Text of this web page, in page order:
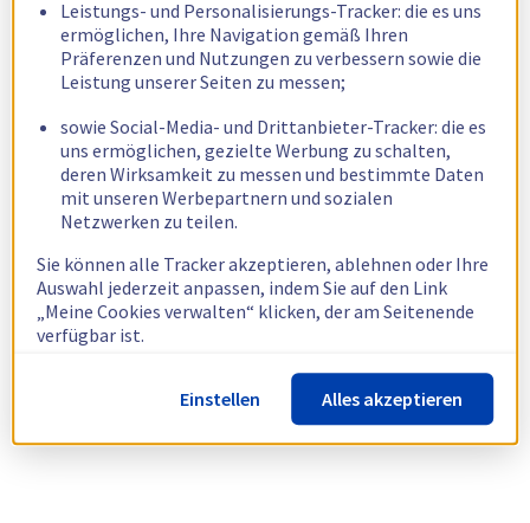
Leistungs- und Personalisierungs-Tracker: die es uns
ermöglichen, Ihre Navigation gemäß Ihren
Präferenzen und Nutzungen zu verbessern sowie die
Leistung unserer Seiten zu messen;
sowie Social-Media- und Drittanbieter-Tracker: die es
uns ermöglichen, gezielte Werbung zu schalten,
deren Wirksamkeit zu messen und bestimmte Daten
mit unseren Werbepartnern und sozialen
Netzwerken zu teilen.
Sie können alle Tracker akzeptieren, ablehnen oder Ihre
Auswahl jederzeit anpassen, indem Sie auf den Link
„Meine Cookies verwalten“ klicken, der am Seitenende
verfügbar ist.
Weitere Informationen finden Sie in unsererRichtlinie
zur Verwendung von Cookies.
Einstellen Alles akzeptieren